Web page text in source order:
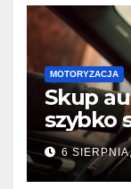
MOTORYZACJA
Skup
szybko
6